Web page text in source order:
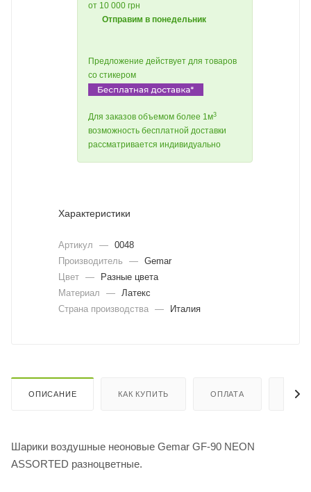
от 10 000 грн
Отправим в понедельник
Предложение действует для товаров
со стикером
Для заказов объемом более 1м3
возможность бесплатной доставки
рассматривается индивидуально
Характеристики
Артикул — 0048
Производитель
— Gemar
Цвет —
Разные цвета
Материал
—
Латекс
Страна производства — Италия
ОПИСАНИЕ КАК КУПИТЬ ОПЛАТА
Шарики воздушные неоновые Gemar GF-90 NEON
ASSORTED разноцветные.